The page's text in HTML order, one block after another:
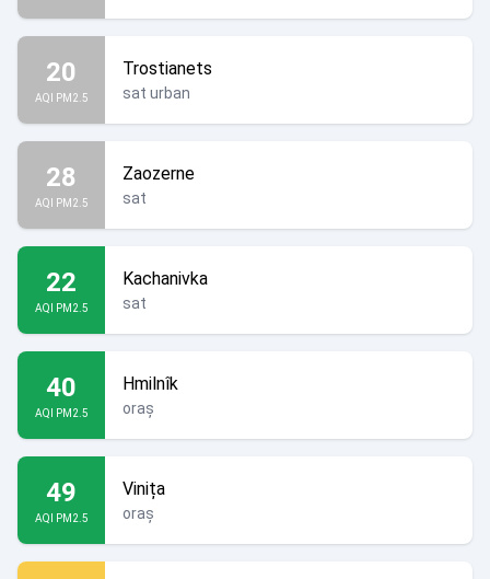
20
AQI PM2.5
Trostianets
sat urban
28
AQI PM2.5
Zaozerne
sat
22
AQI PM2.5
Kachanivka
sat
40
AQI PM2.5
Hmilnîk
oraș
49
AQI PM2.5
Vinița
oraș